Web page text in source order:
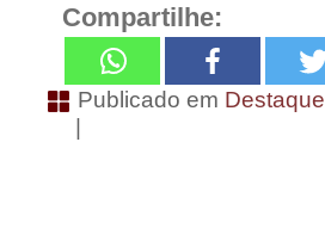
Compartilhe:
Publicado em
|